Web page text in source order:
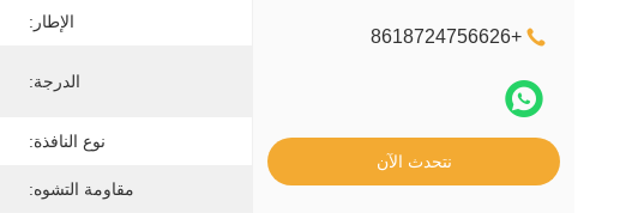
+8618724756626
نتحدث الآن
الإطار:
الدرجة:
نوع النافذة:
مقاومة التشوه: